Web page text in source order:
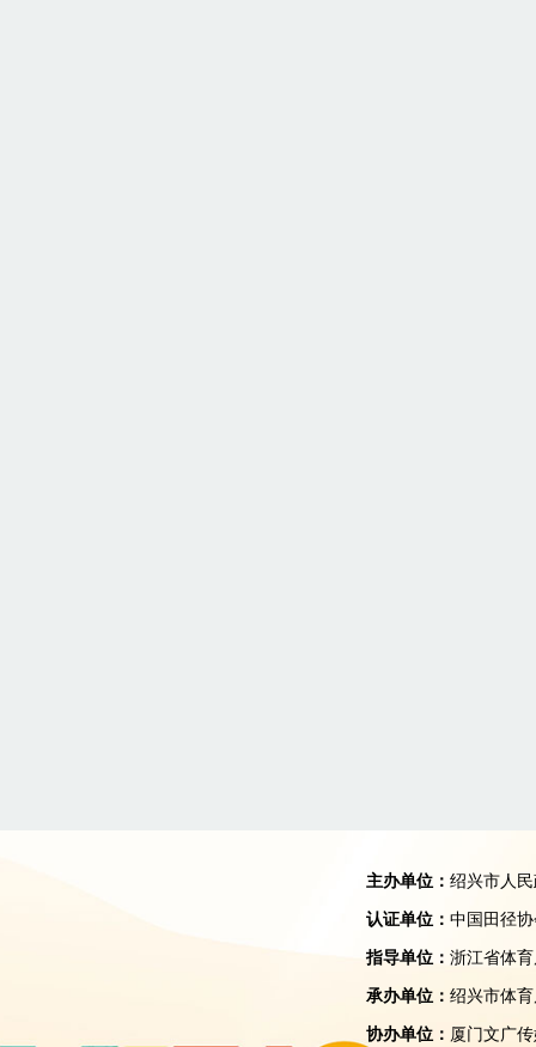
主办单位： 绍兴市人
认证单位： 中国田径
指导单位： 浙江省体
承办单位： 绍兴市体
协办单位： 厦门文广